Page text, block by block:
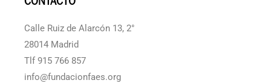
CONTACTO
Calle Ruiz de Alarcón 13, 2°
28014 Madrid
Tlf 915 766 857
info@fundacionfaes.org